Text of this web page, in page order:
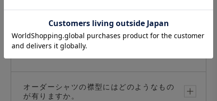
カフスのデザイン・仕様はどのようなもの
半袖のオーダーシャツも注文可能ですか？
オーダーシャツの襟型にはどのようなもの
が有りますか。